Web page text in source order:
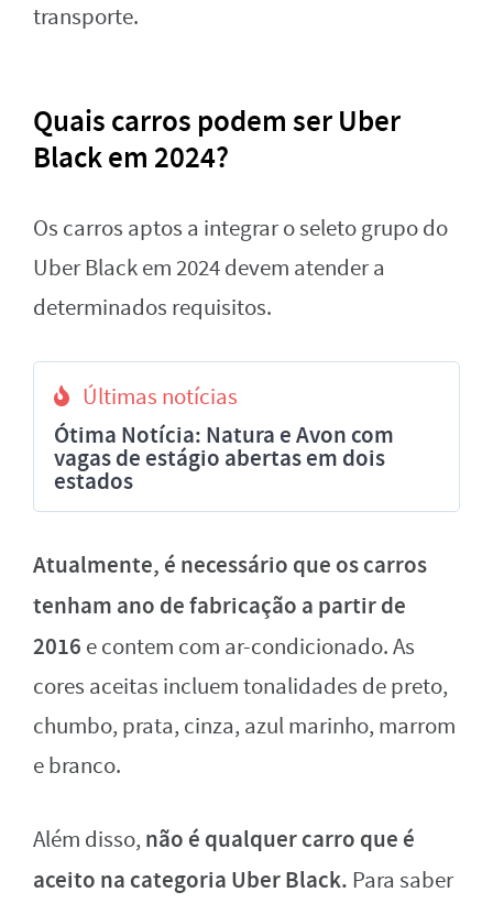
transporte.
Quais carros podem ser Uber
Black em 2024?
Os carros aptos a integrar o seleto grupo do
Uber Black em 2024 devem atender a
determinados requisitos.
Últimas notícias
Ótima Notícia: Natura e Avon com
vagas de estágio abertas em dois
estados
Atualmente, é necessário que os carros
tenham ano de fabricação a partir de
2016 e contem com ar-condicionado. As
cores aceitas incluem tonalidades de preto,
chumbo, prata, cinza, azul marinho, marrom
e branco.
Além disso, não é qualquer carro que é
aceito na categoria Uber Black. Para saber